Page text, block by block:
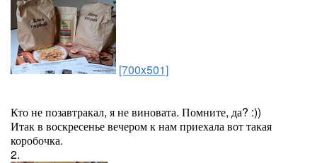
[700x501]
Кто не позавтракал, я не виновата. Помните, да? :))
Итак в воскресенье вечером к нам приехала вот такая
коробочка.
2.